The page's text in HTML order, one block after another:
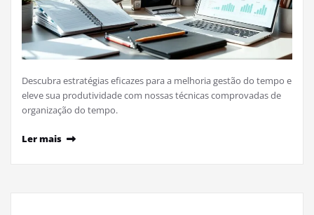
Descubra estratégias eficazes para a melhoria gestão do tempo e
eleve sua produtividade com nossas técnicas comprovadas de
organização do tempo.
Ler mais